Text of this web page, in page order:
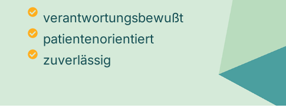
verantwortungsbewußt
patientenorientiert
zuverlässig